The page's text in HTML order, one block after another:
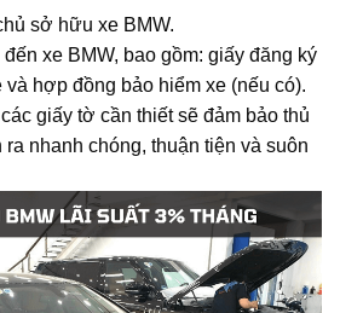
sở hữu xe BMW.
xe BMW, bao gồm: giấy đăng ký
hợp đồng bảo hiểm xe (nếu có).
giấy tờ cần thiết sẽ đảm bảo thủ
nhanh chóng, thuận tiện và suôn